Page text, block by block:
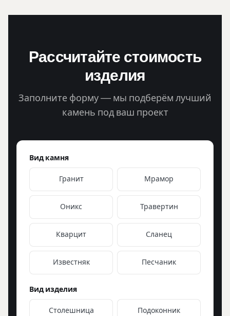
Рассчитайте стоимость
изделия
Заполните форму — мы подберём лучший
камень под ваш проект
Вид камня
Гранит Мрамор
Оникс Травертин
Кварцит Сланец
Известняк Песчаник
Вид изделия
Столешница Подоконник